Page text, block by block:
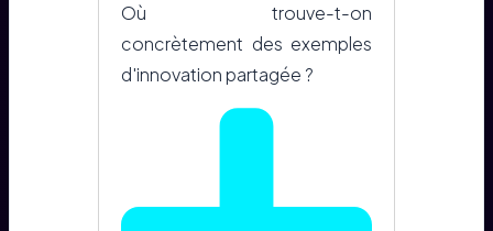
Où trouve-t-on
concrètement des exemples
d'innovation partagée ?